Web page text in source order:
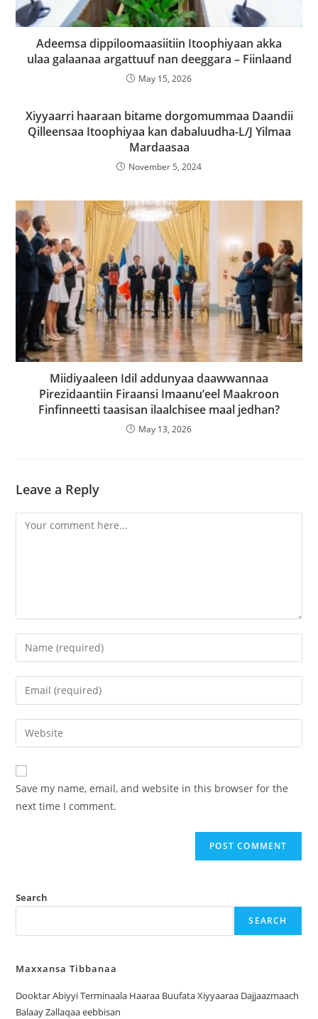
Adeemsa dippiloomaasiitiin Itoophiyaan akka
ulaa galaanaa argattuuf nan deeggara – Fiinlaand
May 15, 2026
Xiyyaarri haaraan bitame dorgomummaa Daandii
Qilleensaa Itoophiyaa kan dabaluudha-L/J Yilmaa
Mardaasaa
November 5, 2024
Miidiyaaleen Idil addunyaa daawwannaa
Pirezidaantiin Firaansi Imaanu’eel Maakroon
Finfinneetti taasisan ilaalchisee maal jedhan?
May 13, 2026
Leave a Reply
Save my name, email, and website in this browser for the
next time I comment.
Search
SEARCH
Maxxansa Tibbanaa
Dooktar Abiyyi Terminaala Haaraa Buufata Xiyyaaraa Dajjaazmaach
Balaay Zallaqaa eebbisan